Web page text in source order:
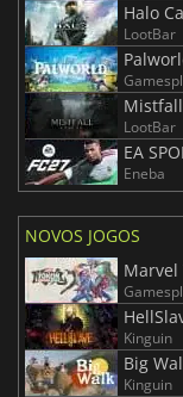
Halo
LootBar
LootBar
EA
Eneba
NOVOS JOGOS
Marvel
Kinguin
Big
Kinguin